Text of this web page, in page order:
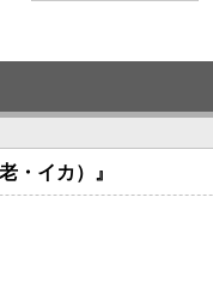
・イカ）』